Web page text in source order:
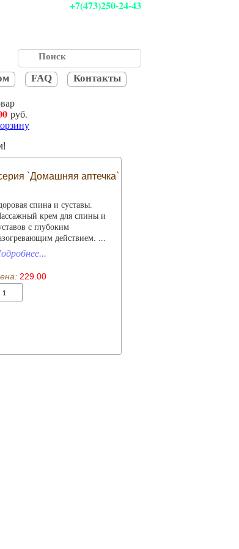
+7(473)250-24-43
FAQ Контакты
руб.
`Домашняя аптечка`
спина и суставы.
крем для спины и
с глубоким
действием. ...
229.00